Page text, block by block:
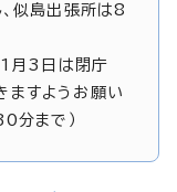
似島出張所は8
月3日は閉庁
ますようお願い
分まで）